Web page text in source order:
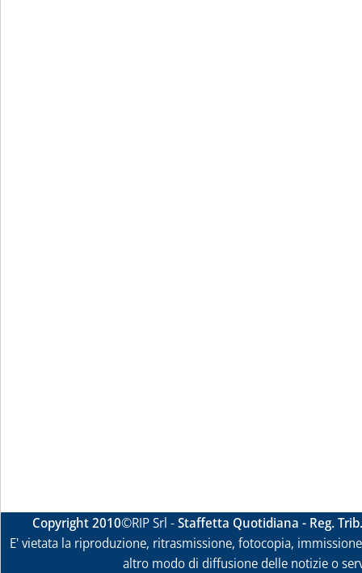
Copyright 2010©RIP Srl -Staffetta Quotidiana - Reg.
E' vietata la riproduzione, ritrasmissione, fotocopia,
altro modo di diffusione delle notizie o